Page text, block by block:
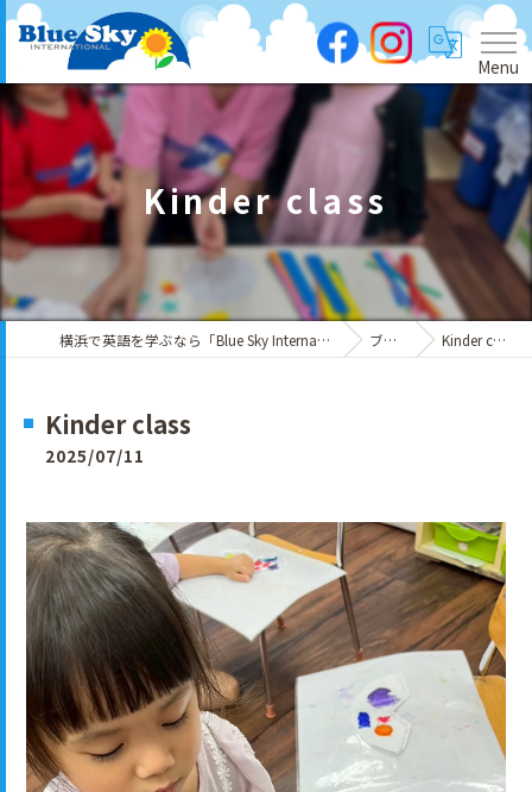
Menu
Kinder class
横浜で英語を学ぶなら「Blue Sky International」 ブログ Kinder class
Kinder class
2025/07/11